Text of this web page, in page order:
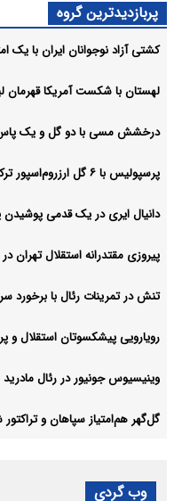
پربازدیدترین گروه
کشتی آزاد نوجوانان ایران با یک
لهستان با شکست آمریکا قهرمان لیگ
درخشش مسی با دو گل و یک پاس
پرسپولیس با ۶ گل ارزروم‌اسپور ترکیه را در هم کوبید
دانیال ایری در یک قدمی
پیروزی مقتدرانه استقلال تهران در دیدار
تنش در تمرینات رئال با برخورد
رویارویی پیشکسوتان استقلال و
وینیسیوس جونیور در رئال
گل‌گهر هم‌امتیاز سپاهان و
وب گردی